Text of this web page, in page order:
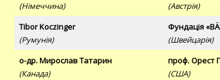
(Німеччина)
(Австрія)
Tibor Koczinger
(Румунія)
Фундація
(Швейцарія)
о-др. Мирослав Татарин
(Канада)
проф. Орест
(США)